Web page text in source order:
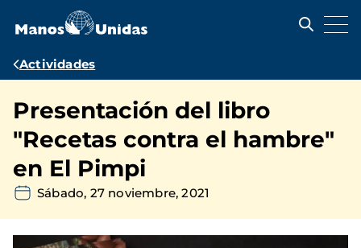
contenido
Ruta
navegación
Actividades
Presentación del libro
"Recetas contra el hambre"
en El Pimpi
Sábado, 27 noviembre, 2021